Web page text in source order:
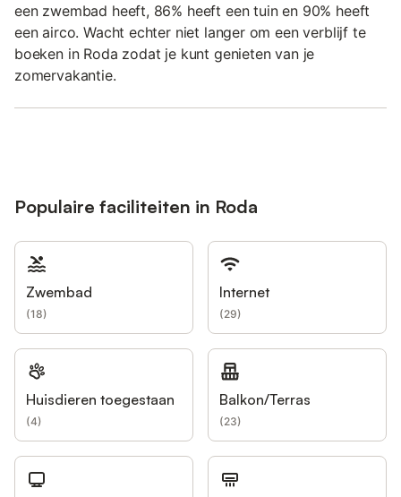
een zwembad heeft, 86% heeft een tuin en 90% heeft
een airco. Wacht echter niet langer om een verblijf te
boeken in Roda zodat je kunt genieten van je
zomervakantie.
Populaire faciliteiten in Roda
Zwembad
(18)
Internet
(29)
Huisdieren toegestaan
(4)
Balkon/Terras
(23)